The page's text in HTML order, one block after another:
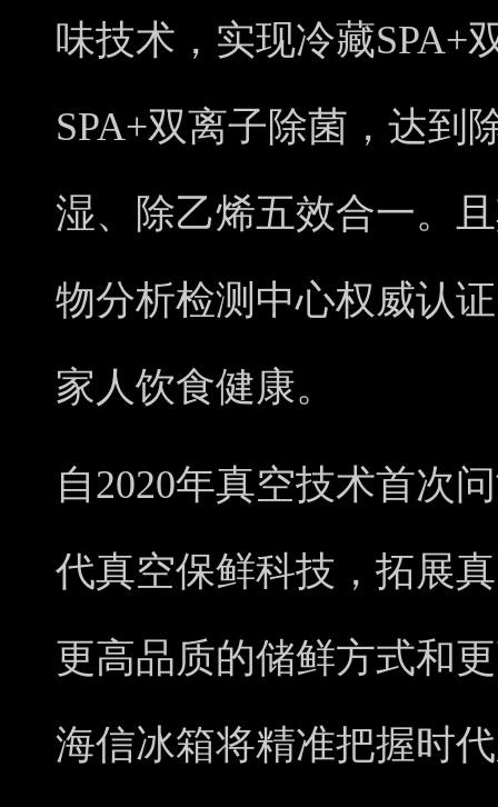
味技术，实现冷藏SPA+
SPA+双离子除菌，达到
湿、除乙烯五效合一。
物分析检测中心权威认
家人饮食健康。
自2020年真空技术首次
代真空保鲜科技，拓展
更高品质的储鲜方式和
海信冰箱将精准把握时